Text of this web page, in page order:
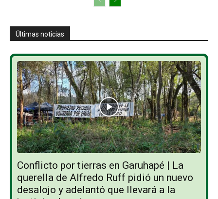
Últimas noticias
Conflicto por tierras en Garuhapé | La
querella de Alfredo Ruff pidió un nuevo
desalojo y adelantó que llevará a la